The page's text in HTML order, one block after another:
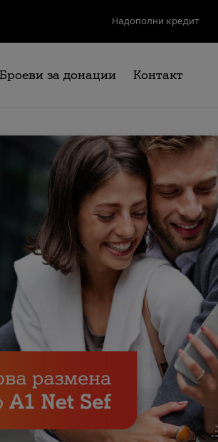
Надополни кредит
Броеви за донации Контакт